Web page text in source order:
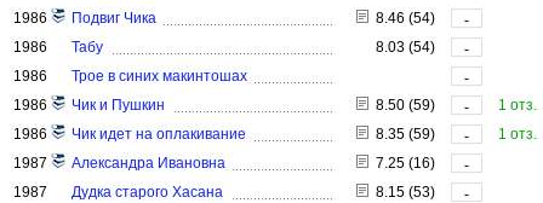
1986
Подвиг Чика 8.46 (54)
-
1986
Табу 8.03 (54)
-
1986
Трое в синих макинтошах
-
1986
Чик и Пушкин 8.50 (59) -
1 отз.
1986
Чик идет на оплакивание 8.35 (59) -
1 отз.
1987
Александра Ивановна 7.25 (16)
-
1987
Дудка старого Хасана 8.15 (53)
-